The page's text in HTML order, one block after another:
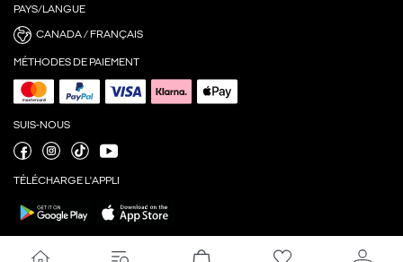
PAYS/LANGUE
CANADA / FRANÇAIS
MÉTHODES DE PAIEMENT
SUIS-NOUS
TÉLÉCHARGE L'APPLI